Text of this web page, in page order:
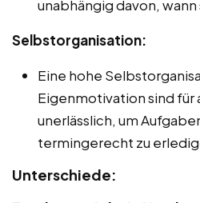
unabhängig davon,
Selbstorganisation:
Eine hohe
Eigenmotivation sind für
unerlässlich, um
termingerecht zu
Unterschiede: